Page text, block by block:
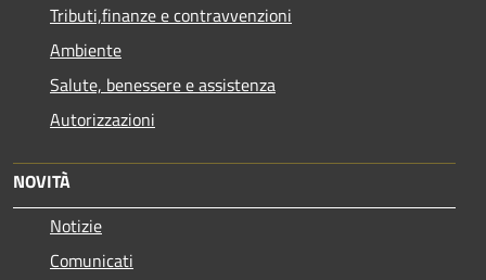
Tributi,finanze e contravvenzioni
Ambiente
Salute, benessere e assistenza
Autorizzazioni
NOVITÀ
Notizie
Comunicati